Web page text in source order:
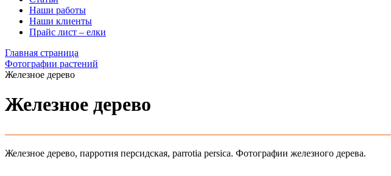
Наши работы
Наши клиенты
Прайс лист – елки
Главная страница
Фотографии растений
Железное дерево
Железное дерево
Железное дерево, парротия персидская, parrotia persica. Фотографии железного дерева.